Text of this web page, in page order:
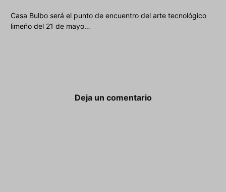
Casa Bulbo será el punto de encuentro del arte tecnológico
limeño del 21 de mayo…
Deja un comentario